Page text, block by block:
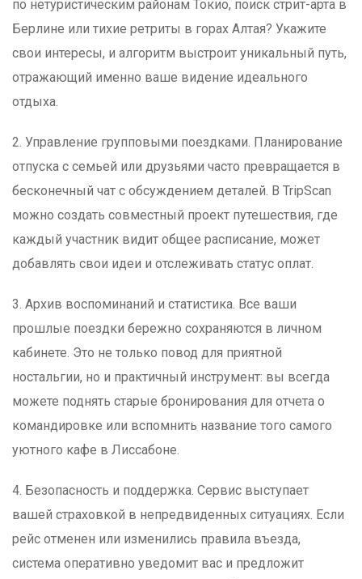
по нетуристическим районам Токио, поиск стрит-арта в
Берлине или тихие ретриты в горах Алтая? Укажите
свои интересы, и алгоритм выстроит уникальный путь,
отражающий именно ваше видение идеального
отдыха.
2. Управление групповыми поездками. Планирование
отпуска с семьей или друзьями часто превращается в
бесконечный чат с обсуждением деталей. В TripScan
можно создать совместный проект путешествия, где
каждый участник видит общее расписание, может
добавлять свои идеи и отслеживать статус оплат.
3. Архив воспоминаний и статистика. Все ваши
прошлые поездки бережно сохраняются в личном
кабинете. Это не только повод для приятной
ностальгии, но и практичный инструмент: вы всегда
можете поднять старые бронирования для отчета о
командировке или вспомнить название того самого
уютного кафе в Лиссабоне.
4. Безопасность и поддержка. Сервис выступает
вашей страховкой в непредвиденных ситуациях. Если
рейс отменен или изменились правила въезда,
система оперативно уведомит вас и предложит